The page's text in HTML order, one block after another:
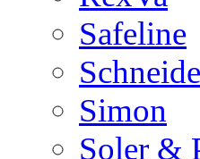
Safeline
Simon
Soler &